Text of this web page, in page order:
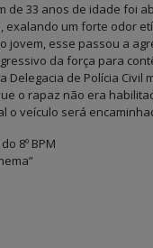
de 33 anos de idade foi
exalando um forte odor
jovem, esse passou a
da força para
Delegacia de Polícia
o rapaz não era
veículo será
8º BPM